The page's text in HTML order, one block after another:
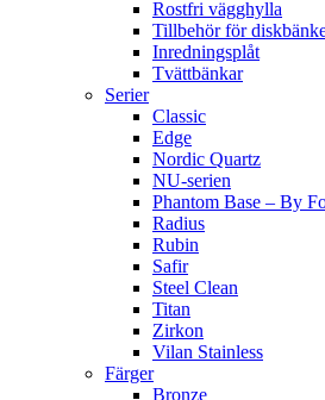
Rostfri vägghylla
Tillbehör för
Inredningsplåt
Tvättbänkar
Serier
Classic
Edge
Nordic Quartz
NU-serien
Phantom Base – By
Radius
Rubin
Safir
Steel Clean
Titan
Zirkon
Vilan Stainless
Färger
Bronze